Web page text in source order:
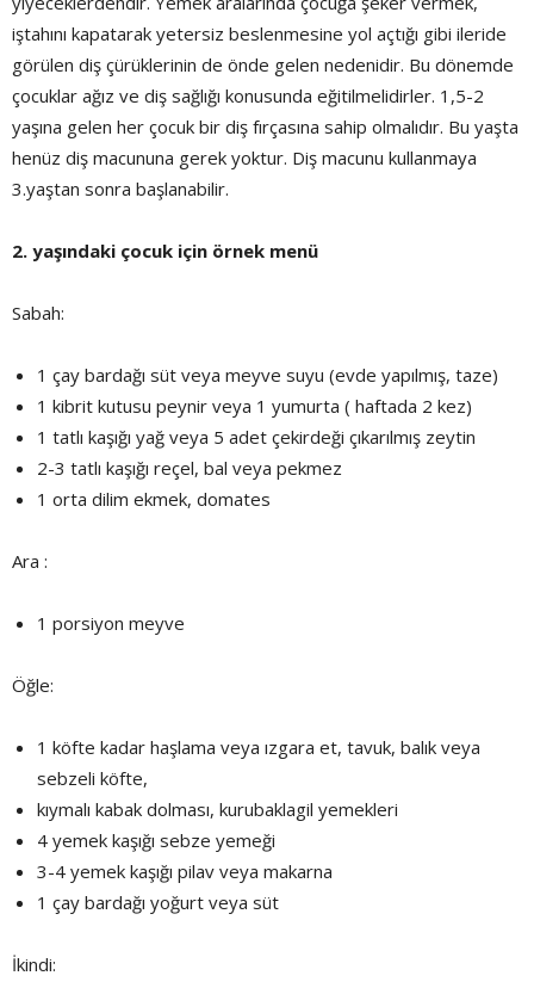
iştahını kapatarak yetersiz beslenmesine yol açtığı gibi ileride
görülen diş çürüklerinin de önde gelen nedenidir. Bu dönemde
çocuklar ağız ve diş sağlığı konusunda eğitilmelidirler. 1,5-2
yaşına gelen her çocuk bir diş fırçasına sahip olmalıdır. Bu yaşta
henüz diş macununa gerek yoktur. Diş macunu kullanmaya
3.yaştan sonra başlanabilir.
2. yaşındaki çocuk için örnek menü
Sabah:
1 çay bardağı süt veya meyve suyu (evde yapılmış, taze)
1 kibrit kutusu peynir veya 1 yumurta ( haftada 2 kez)
1 tatlı kaşığı yağ veya 5 adet çekirdeği çıkarılmış zeytin
2-3 tatlı kaşığı reçel, bal veya pekmez
1 orta dilim ekmek, domates
Ara :
1 porsiyon meyve
Öğle:
1 köfte kadar haşlama veya ızgara et, tavuk, balık veya
sebzeli köfte,
kıymalı kabak dolması, kurubaklagil yemekleri
4 yemek kaşığı sebze yemeği
3-4 yemek kaşığı pilav veya makarna
1 çay bardağı yoğurt veya süt
İkindi: